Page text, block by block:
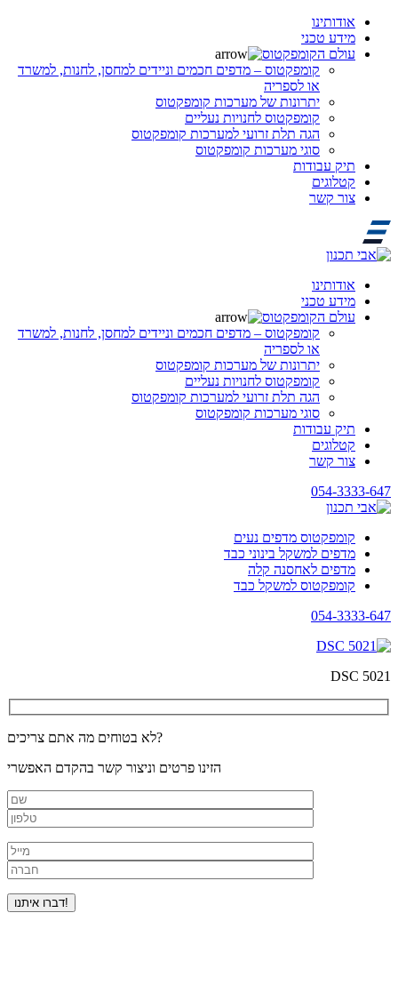
אודותינו
מידע טכני
עולם הקומפקטוס
קומפקטוס – מדפים חכמים וניידים למחסן, לחנות, למשרד
או לספריה
יתרונות של מערכות קומפקטוס
קומפקטוס לחנויות נעליים
הגה תלת זרועי למערכות קומפקטוס
סוגי מערכות קומפקטוס
תיק עבודות
קטלוגים
צור קשר
אודותינו
מידע טכני
עולם הקומפקטוס
קומפקטוס – מדפים חכמים וניידים למחסן, לחנות, למשרד
או לספריה
יתרונות של מערכות קומפקטוס
קומפקטוס לחנויות נעליים
הגה תלת זרועי למערכות קומפקטוס
סוגי מערכות קומפקטוס
תיק עבודות
קטלוגים
צור קשר
054-3333-647
קומפקטוס מדפים נעים
מדפים למשקל בינוני כבד
מדפים לאחסנה קלה
קומפקטוס למשקל כבד
054-3333-647
DSC 5021
לא בטוחים מה אתם צריכים?
הזינו פרטים וניצור קשר בהקדם האפשרי